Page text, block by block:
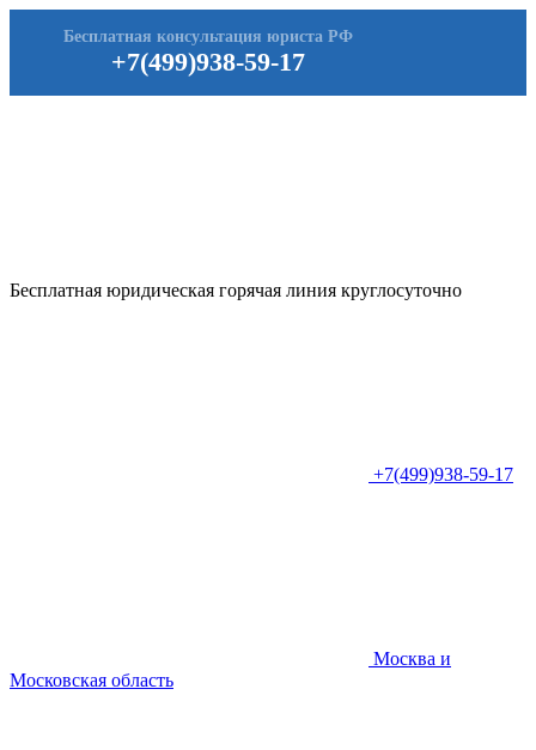
+7(499)938-59-17
Бесплатная консультация юриста РФ
Бесплатная юридическая горячая линия круглосуточно
+7(499)938-59-17
Москва и
Московская область